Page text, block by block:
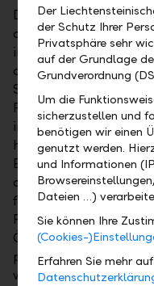
Die Akquisition der
der LLB-Gruppe, ihr
in Österreich
als dritten starken
Semper Constantia
Positionierung im
institutionellen
hervorragenden Ruf
Erweiterung der
dem erfolgreichen
fusionierte Einheit zu
Private Banking und
Österreich aufsteigen.
positioniert, um in
wachsen zu können.
Der
der Schutz Ihrer
Privatsphäre sehr
auf der Grundlage
Grundverordnung
Um die
sicherzustellen und
benötigen wir einen
genutzt werden.
und Informationen
Dateien …)
Sie können Ihre
(Cookies-
Erfahren Sie mehr